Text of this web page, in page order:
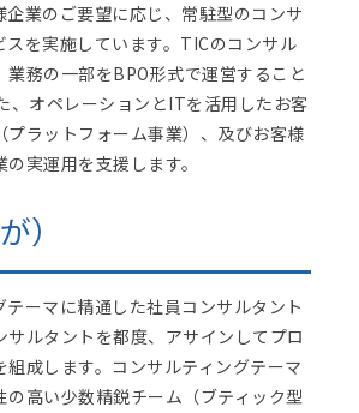
企業のご要望に応じ、常駐型のコンサ
スを実施しています。TICのコンサル
業務の一部をBPO形式で運営すること
、オペレーションとITを活用したお客
プラットフォーム事業）、及びお客様
実運用を支援します。
）
テーマに精通した社員コンサルタント
サルタントを都度、アサインしてプロ
組成します。コンサルティングテーマ
の高い少数精鋭チーム（ブティック型